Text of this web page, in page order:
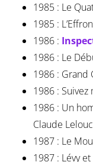
1985 : Le
1985 :
1986 :
1986 : Le
1986 : Grand
1986 : Suivez
1986 : Un
Claude
1987 : Le
1987 : Lévy